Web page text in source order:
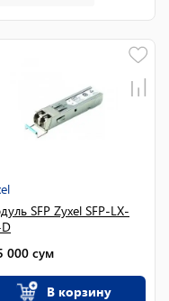
SFP Zyxel SFP-LX-
000 сум
В корзину